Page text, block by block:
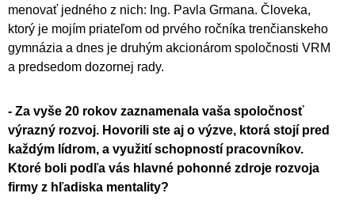
menovať jedného z nich: Ing. Pavla Grmana. Človeka,
ktorý je mojím priateľom od prvého ročníka trenčianskeho
gymnázia a dnes je druhým akcionárom spoločnosti VRM
a predsedom dozornej rady.
- Za vyše 20 rokov zaznamenala vaša spoločnosť
výrazný rozvoj. Hovorili ste aj o výzve, ktorá stojí pred
každým lídrom, a využití schopností pracovníkov.
Ktoré boli podľa vás hlavné pohonné zdroje rozvoja
firmy z hľadiska mentality?